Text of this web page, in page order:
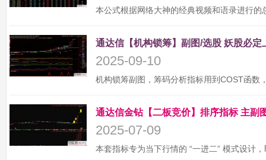
2025-09-10
2025-07-09